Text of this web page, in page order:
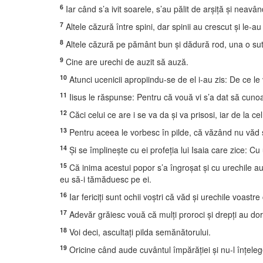
6 Iar când s’a ivit soarele, s’au pălit de arşiţă şi
7 Altele căzură între spini, dar spinii au crescut şi le-
8 Altele căzură pe pământ bun şi dădură rod, una o
9 Cine are urechi de auzit să auză.
10 Atunci ucenicii apropiindu-se de el i-au zis: De ce
11 Iisus le răspunse: Pentru că vouă vi s’a dat să
12 Căci celui ce are i se va da şi va prisosi, iar de la
13 Pentru aceea le vorbesc în pilde, că văzând nu
14 Şi se împlineşte cu ei profeţia lui Isaia care zice:
15 Că inima acestui popor s’a îngroşat şi cu urechile
eu să-i tămăduesc pe ei.
16 Iar fericiţi sunt ochii voştri că văd şi urechile voastre
17 Adevăr grăiesc vouă că mulţi proroci şi drepţi au
18 Voi deci, ascultaţi pilda semănătorului.
19 Oricine când aude cuvântul împărăţiei şi nu-l